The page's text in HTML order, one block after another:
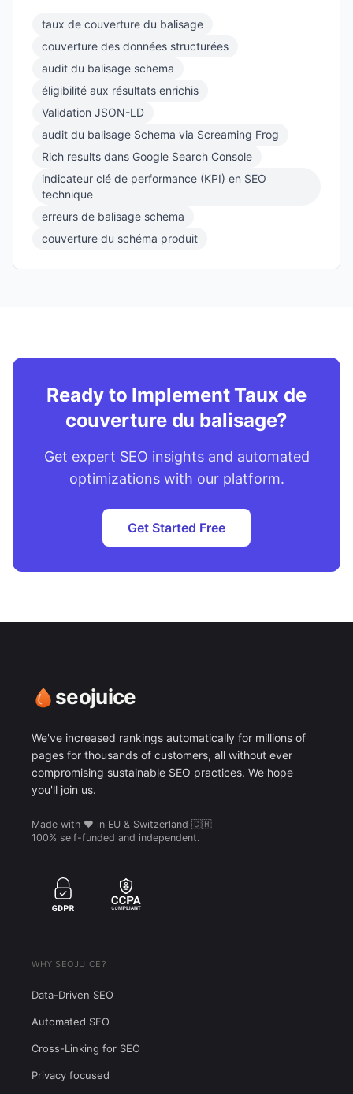
taux de couverture du balisage
couverture des données structurées
audit du balisage schema
éligibilité aux résultats enrichis
Validation JSON-LD
audit du balisage Schema via Screaming Frog
Rich results dans Google Search Console
indicateur clé de performance (KPI) en SEO
technique
erreurs de balisage schema
couverture du schéma produit
Ready to Implement Taux de
couverture du balisage?
Get expert SEO insights and automated
optimizations with our platform.
Get Started Free
seojuice
We've increased rankings automatically for millions of
pages for thousands of customers, all without ever
compromising sustainable SEO practices. We hope
you'll join us.
Made with ❤️ in EU & Switzerland 🇨🇭
100% self-funded and independent.
WHY SEOJUICE?
Data-Driven SEO
Automated SEO
Cross-Linking for SEO
Privacy focused